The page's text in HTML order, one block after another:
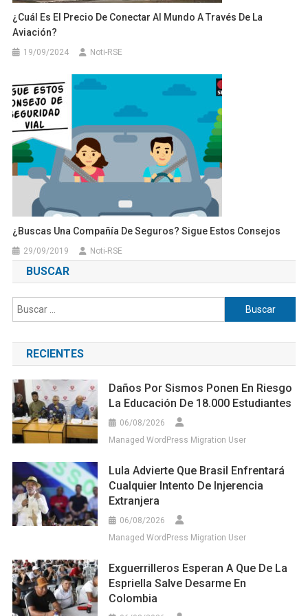
¿Cuál Es El Precio De Conectar Al Mundo A Través De La
Aviación?
19/09/2024 Noti-RSE
¿Buscas Una Compañía De Seguros? Sigue Estos Consejos
29/09/2019 Noti-RSE
BUSCAR
Buscar:
RECIENTES
Daños Por Sismos Ponen En Riesgo
La Educación De 18.000 Estudiantes
06/08/2026
Managed WordPress Migration User
Lula Advierte Que Brasil Enfrentará
Cualquier Intento De Injerencia
Extranjera
06/08/2026
Managed WordPress Migration User
Exguerrilleros Esperan A Que De La
Espriella Salve Desarme En
Colombia